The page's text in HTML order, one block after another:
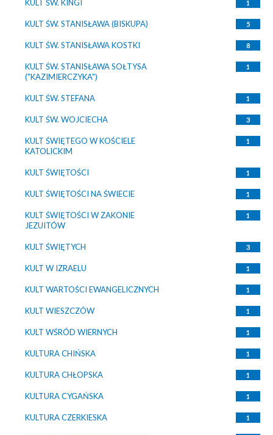
KULT ŚW. KINGI 1
KULT ŚW. STANISŁAWA (BISKUPA) 5
KULT ŚW. STANISŁAWA KOSTKI 8
KULT ŚW. STANISŁAWA SOŁTYSA
("KAZIMIERCZYKA")
1
KULT ŚW. STEFANA 1
KULT ŚW. WOJCIECHA 3
KULT ŚWIĘTEGO W KOŚCIELE
KATOLICKIM
1
KULT ŚWIĘTOŚCI 1
KULT ŚWIĘTOŚCI NA ŚWIECIE 1
KULT ŚWIĘTOŚCI W ZAKONIE
JEZUITÓW
1
KULT ŚWIĘTYCH 3
KULT W IZRAELU 1
KULT WARTOŚCI EWANGELICZNYCH 1
KULT WIESZCZÓW 1
KULT WŚRÓD WIERNYCH 1
KULTURA CHIŃSKA 1
KULTURA CHŁOPSKA 1
KULTURA CYGAŃSKA 1
KULTURA CZERKIESKA 1